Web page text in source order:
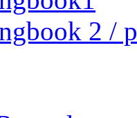
2 /